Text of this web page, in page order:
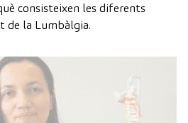
consisteixen les diferents
de la Lumbàlgia.